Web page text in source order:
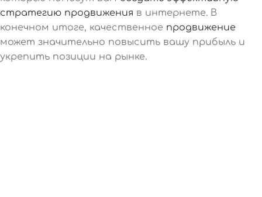
стратегию продвижения в интернете. В
конечном итоге, качественное продвижение
может значительно повысить вашу прибыль и
укрепить позиции на рынке.